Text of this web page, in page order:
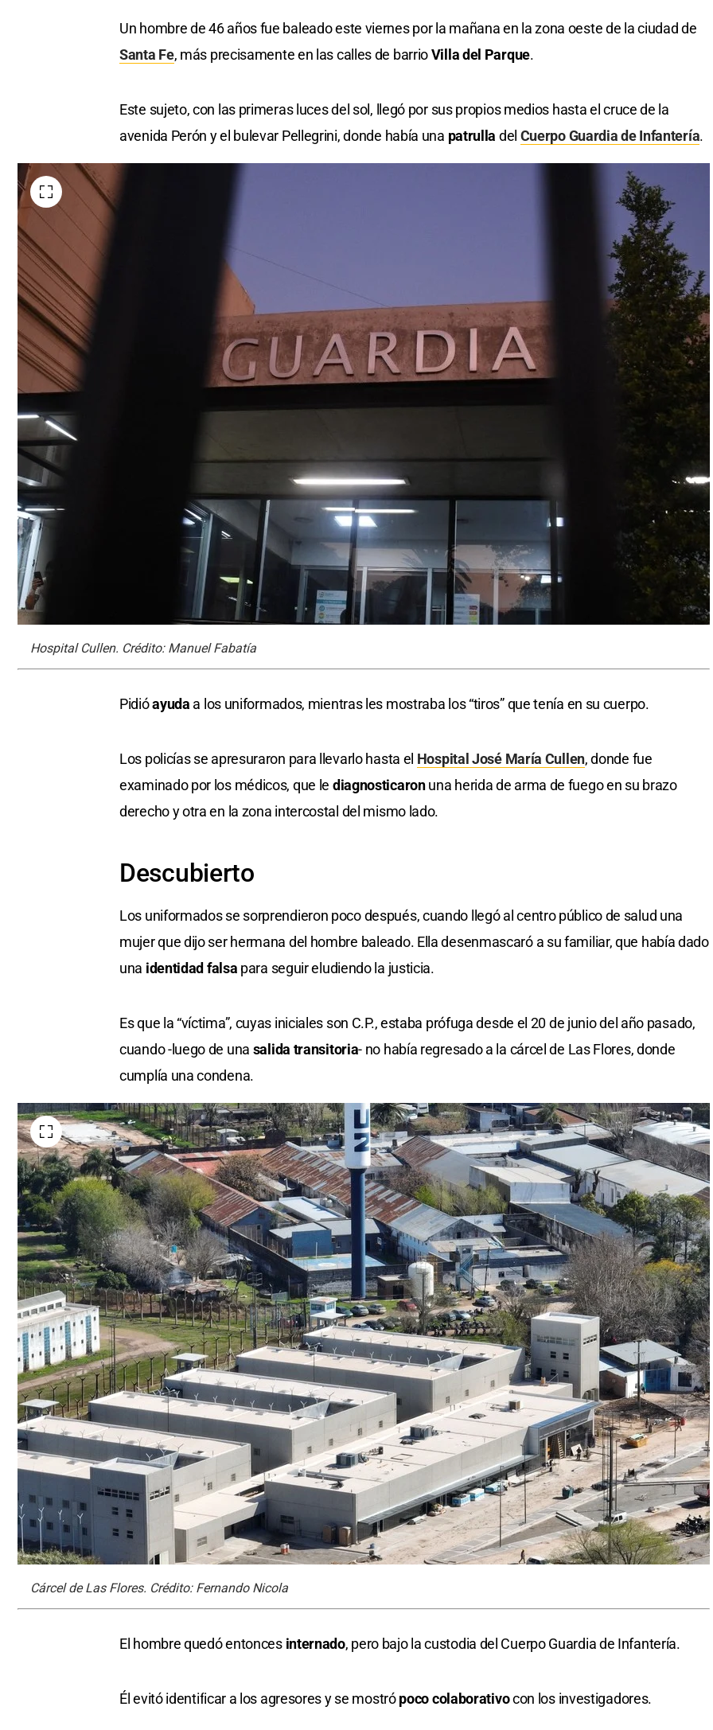
Un hombre de 46 años fue baleado este viernes por la mañana en la zona oeste de la ciudad de
Santa Fe, más precisamente en las calles de barrioVilla del Parque.
Este sujeto, con las primeras luces del sol, llegó por sus propios medios hasta el cruce de la
avenida Perón y el bulevar Pellegrini, donde había una patrulla del Cuerpo Guardia de Infantería.
Hospital Cullen. Crédito: Manuel Fabatía
Pidióayuda a los uniformados, mientras les mostraba los “tiros” que tenía en su cuerpo.
Los policías se apresuraron para llevarlo hasta el Hospital José María Cullen, donde fue
examinado por los médicos, que le diagnosticaronuna herida de arma de fuego en su brazo
derecho y otra en la zona intercostal del mismo lado.
Descubierto
Los uniformados se sorprendieron poco después, cuando llegó al centro público de salud una
mujer que dijo ser hermana del hombre baleado. Ella desenmascaró a su familiar, que había dado
una identidad falsa para seguir eludiendo la justicia.
Es que la “víctima”, cuyas iniciales son C.P., estaba prófuga desde el 20 de junio del año pasado,
cuando -luego de una salida transitoria- no había regresado a la cárcel de Las Flores, donde
cumplía una condena.
Cárcel de Las Flores. Crédito: Fernando Nicola
El hombre quedó entonces internado, pero bajo la custodia del Cuerpo Guardia de Infantería.
Él evitó identificar a los agresores y se mostrópoco colaborativocon los investigadores.